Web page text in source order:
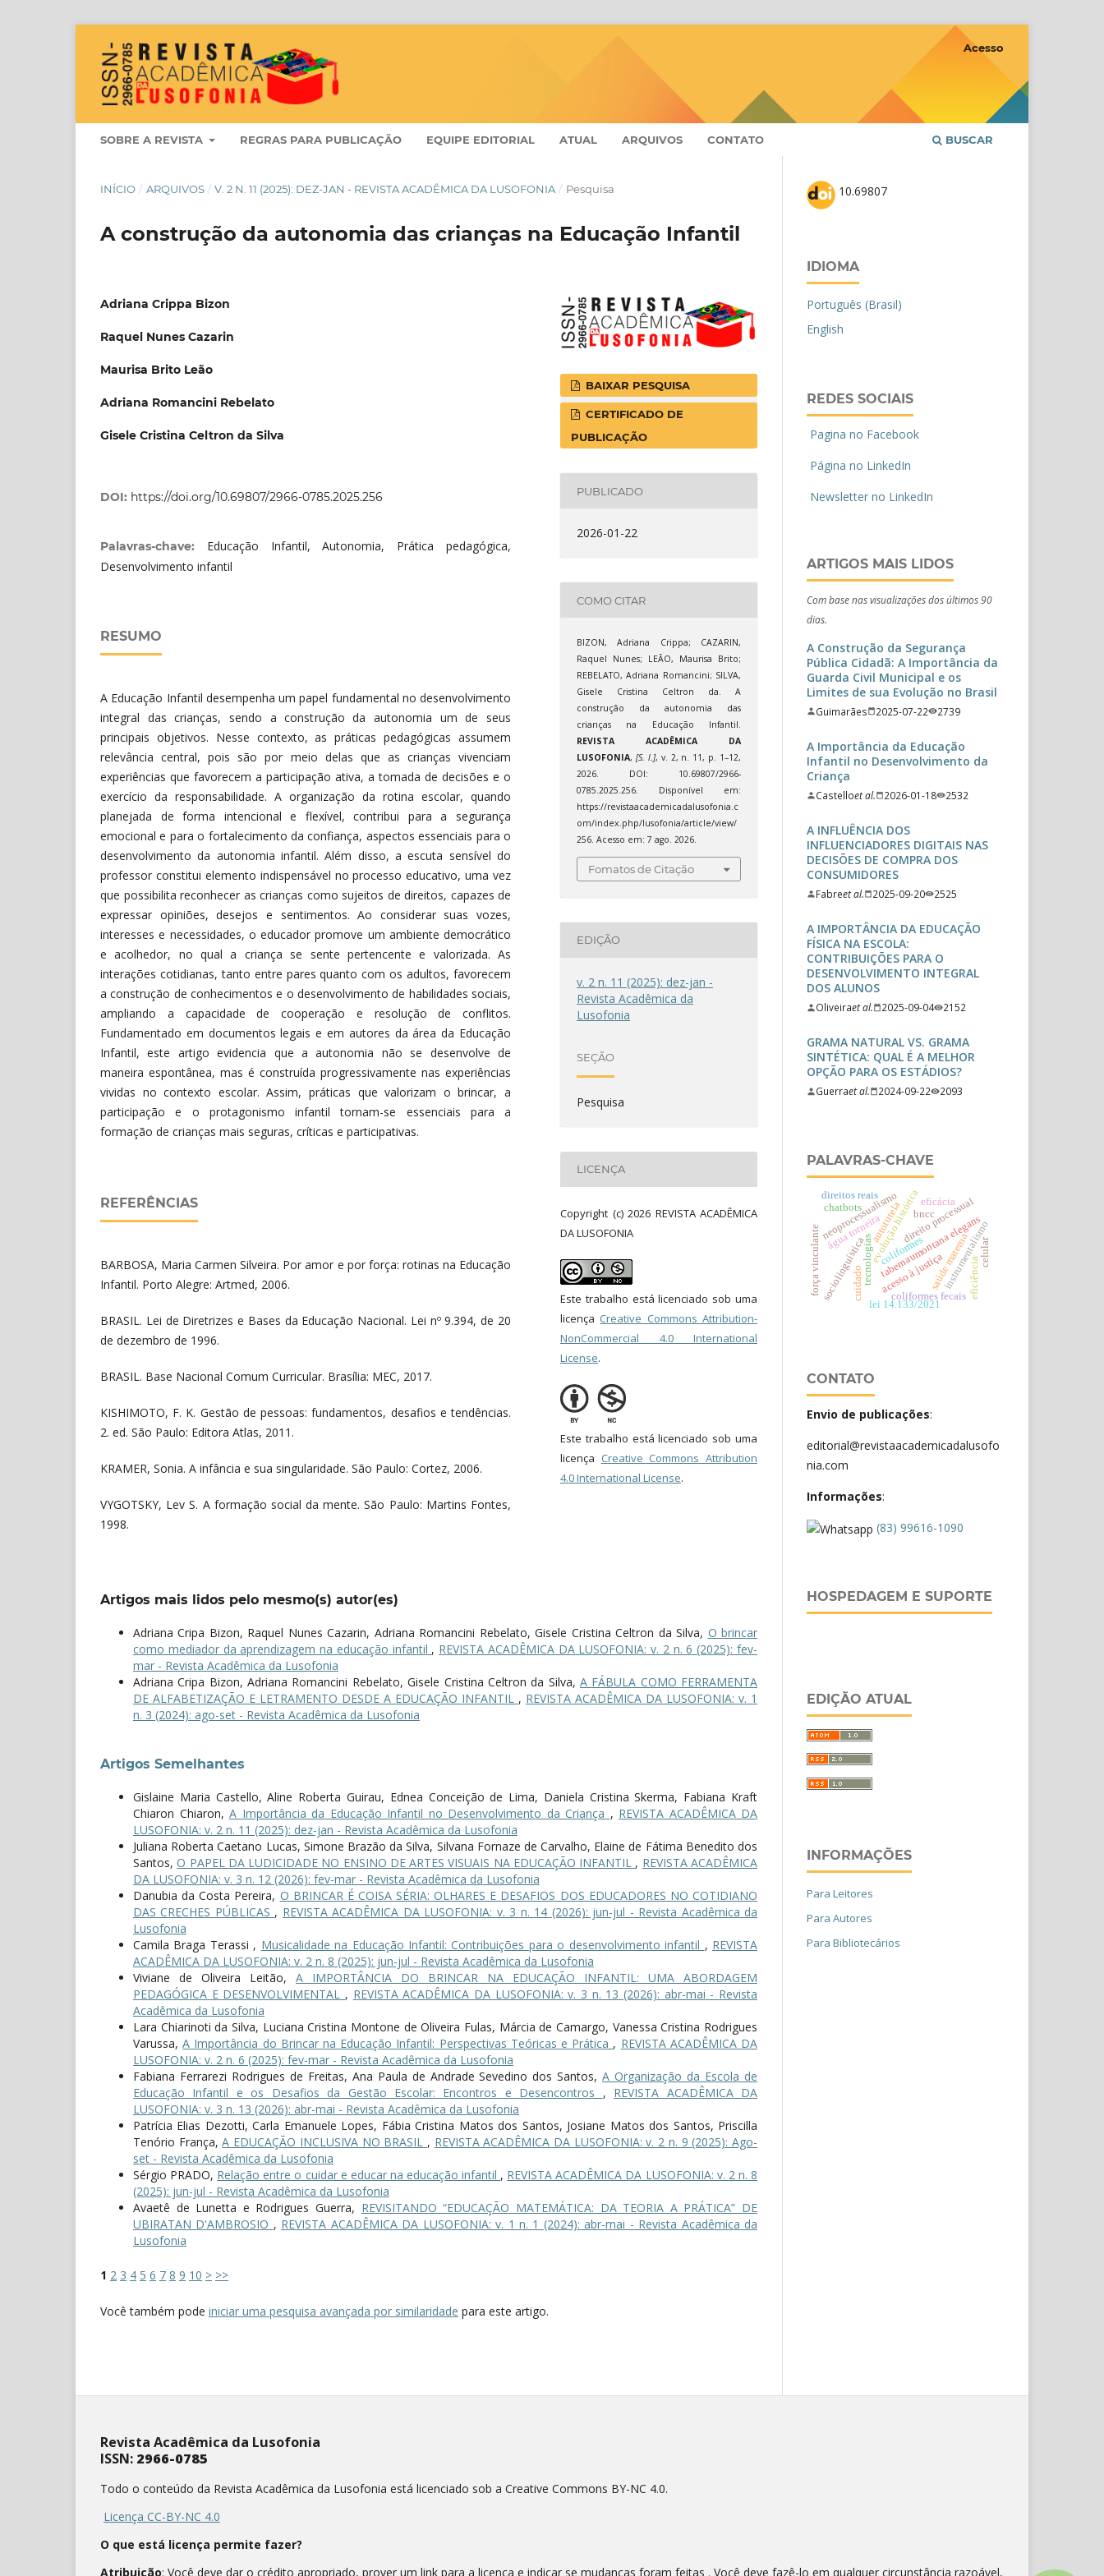
SOBRE A REVISTA REGRAS PARA PUBLICAÇÃO EQUIPE EDITORIAL ATUAL ARQUIVOS CONTATO BUSCAR
Acesso
INÍCIO / ARQUIVOS / V. 2 N. 11 (2025): DEZ-JAN - REVISTA ACADÊMICA DA LUSOFONIA / Pesquisa
A construção da autonomia das crianças na Educação Infantil
Adriana Crippa Bizon
Raquel Nunes Cazarin
Maurisa Brito Leão
Adriana Romancini Rebelato
Gisele Cristina Celtron da Silva
DOI: https://doi.org/10.69807/2966-0785.2025.256
Palavras-chave: Educação Infantil, Autonomia, Prática pedagógica,
Desenvolvimento infantil
RESUMO
A Educação Infantil desempenha um papel fundamental no desenvolvimento
integral das crianças, sendo a construção da autonomia um de seus
principais objetivos. Nesse contexto, as práticas pedagógicas assumem
relevância central, pois são por meio delas que as crianças vivenciam
experiências que favorecem a participação ativa, a tomada de decisões e o
exercício da responsabilidade. A organização da rotina escolar, quando
planejada de forma intencional e flexível, contribui para a segurança
emocional e para o fortalecimento da confiança, aspectos essenciais para o
desenvolvimento da autonomia infantil. Além disso, a escuta sensível do
professor constitui elemento indispensável no processo educativo, uma vez
que possibilita reconhecer as crianças como sujeitos de direitos, capazes de
expressar opiniões, desejos e sentimentos. Ao considerar suas vozes,
interesses e necessidades, o educador promove um ambiente democrático
e acolhedor, no qual a criança se sente pertencente e valorizada. As
interações cotidianas, tanto entre pares quanto com os adultos, favorecem
a construção de conhecimentos e o desenvolvimento de habilidades sociais,
ampliando a capacidade de cooperação e resolução de conflitos.
Fundamentado em documentos legais e em autores da área da Educação
Infantil, este artigo evidencia que a autonomia não se desenvolve de
maneira espontânea, mas é construída progressivamente nas experiências
vividas no contexto escolar. Assim, práticas que valorizam o brincar, a
participação e o protagonismo infantil tornam-se essenciais para a
formação de crianças mais seguras, críticas e participativas.
REFERÊNCIAS
BARBOSA, Maria Carmen Silveira. Por amor e por força: rotinas na Educação
Infantil. Porto Alegre: Artmed, 2006.
BRASIL. Lei de Diretrizes e Bases da Educação Nacional. Lei nº 9.394, de 20
de dezembro de 1996.
BRASIL. Base Nacional Comum Curricular. Brasília: MEC, 2017.
KISHIMOTO, F. K. Gestão de pessoas: fundamentos, desafios e tendências.
2. ed. São Paulo: Editora Atlas, 2011.
KRAMER, Sonia. A infância e sua singularidade. São Paulo: Cortez, 2006.
VYGOTSKY, Lev S. A formação social da mente. São Paulo: Martins Fontes,
1998.
BAIXAR PESQUISA
CERTIFICADO DE
PUBLICAÇÃO
PUBLICADO
2026-01-22
COMO CITAR
BIZON, Adriana Crippa; CAZARIN,
Raquel Nunes; LEÃO, Maurisa Brito;
REBELATO, Adriana Romancini; SILVA,
Gisele Cristina Celtron da. A
construção da autonomia das
crianças na Educação Infantil.
REVISTA ACADÊMICA DA
LUSOFONIA, [S. l.], v. 2, n. 11, p. 1–12,
2026. DOI: 10.69807/2966-
0785.2025.256. Disponível em:
https://revistaacademicadalusofonia.c
om/index.php/lusofonia/article/view/
256. Acesso em: 7 ago. 2026.
Fomatos de Citação
EDIÇÃO
v. 2 n. 11 (2025): dez-jan -
Revista Acadêmica da
Lusofonia
SEÇÃO
Pesquisa
LICENÇA
Copyright (c) 2026 REVISTA ACADÊMICA
DA LUSOFONIA
Este trabalho está licenciado sob uma
licença Creative Commons Attribution-
NonCommercial 4.0 International
License.
Este trabalho está licenciado sob uma
licença Creative Commons Attribution
4.0 International License.
Artigos mais lidos pelo mesmo(s) autor(es)
Adriana Cripa Bizon, Raquel Nunes Cazarin, Adriana Romancini Rebelato, Gisele Cristina Celtron da Silva, O brincar
como mediador da aprendizagem na educação infantil , REVISTA ACADÊMICA DA LUSOFONIA: v. 2 n. 6 (2025): fev-
mar - Revista Acadêmica da Lusofonia
Adriana Cripa Bizon, Adriana Romancini Rebelato, Gisele Cristina Celtron da Silva, A FÁBULA COMO FERRAMENTA
DE ALFABETIZAÇÃO E LETRAMENTO DESDE A EDUCAÇÃO INFANTIL , REVISTA ACADÊMICA DA LUSOFONIA: v. 1
n. 3 (2024): ago-set - Revista Acadêmica da Lusofonia
Artigos Semelhantes
Gislaine Maria Castello, Aline Roberta Guirau, Ednea Conceição de Lima, Daniela Cristina Skerma, Fabiana Kraft
Chiaron Chiaron, A Importância da Educação Infantil no Desenvolvimento da Criança , REVISTA ACADÊMICA DA
LUSOFONIA: v. 2 n. 11 (2025): dez-jan - Revista Acadêmica da Lusofonia
Juliana Roberta Caetano Lucas, Simone Brazão da Silva, Silvana Fornaze de Carvalho, Elaine de Fátima Benedito dos
Santos,O PAPEL DA LUDICIDADE NO ENSINO DE ARTES VISUAIS NA EDUCAÇÃO INFANTIL , REVISTA ACADÊMICA
DA LUSOFONIA: v. 3 n. 12 (2026): fev-mar - Revista Acadêmica da Lusofonia
Danubia da Costa Pereira, O BRINCAR É COISA SÉRIA: OLHARES E DESAFIOS DOS EDUCADORES NO COTIDIANO
DAS CRECHES PÚBLICAS , REVISTA ACADÊMICA DA LUSOFONIA: v. 3 n. 14 (2026): jun-jul - Revista Acadêmica da
Lusofonia
Camila Braga Terassi , Musicalidade na Educação Infantil: Contribuições para o desenvolvimento infantil , REVISTA
ACADÊMICA DA LUSOFONIA: v. 2 n. 8 (2025): jun-jul - Revista Acadêmica da Lusofonia
Viviane de Oliveira Leitão, A IMPORTÂNCIA DO BRINCAR NA EDUCAÇÃO INFANTIL: UMA ABORDAGEM
PEDAGÓGICA E DESENVOLVIMENTAL , REVISTA ACADÊMICA DA LUSOFONIA: v. 3 n. 13 (2026): abr-mai - Revista
Acadêmica da Lusofonia
Lara Chiarinoti da Silva, Luciana Cristina Montone de Oliveira Fulas, Márcia de Camargo, Vanessa Cristina Rodrigues
Varussa,A Importância do Brincar na Educação Infantil: Perspectivas Teóricas e Prática , REVISTA ACADÊMICA DA
LUSOFONIA: v. 2 n. 6 (2025): fev-mar - Revista Acadêmica da Lusofonia
Fabiana Ferrarezi Rodrigues de Freitas, Ana Paula de Andrade Sevedino dos Santos,A Organização da Escola de
Educação Infantil e os Desafios da Gestão Escolar: Encontros e Desencontros , REVISTA ACADÊMICA DA
LUSOFONIA: v. 3 n. 13 (2026): abr-mai - Revista Acadêmica da Lusofonia
Patrícia Elias Dezotti, Carla Emanuele Lopes, Fábia Cristina Matos dos Santos, Josiane Matos dos Santos, Priscilla
Tenório França,A EDUCAÇÃO INCLUSIVA NO BRASIL , REVISTA ACADÊMICA DA LUSOFONIA: v. 2 n. 9 (2025): Ago-
set - Revista Acadêmica da Lusofonia
Sérgio PRADO, Relação entre o cuidar e educar na educação infantil , REVISTA ACADÊMICA DA LUSOFONIA: v. 2 n. 8
(2025): jun-jul - Revista Acadêmica da Lusofonia
Avaetê de Lunetta e Rodrigues Guerra, REVISITANDO “EDUCAÇÃO MATEMÁTICA: DA TEORIA A PRÁTICA” DE
UBIRATAN D'AMBROSIO , REVISTA ACADÊMICA DA LUSOFONIA: v. 1 n. 1 (2024): abr-mai - Revista Acadêmica da
Lusofonia
1 2 3 4 5 6 7 8 9 10 > >>
Você também pode iniciar uma pesquisa avançada por similaridade para este artigo.
10.69807
IDIOMA
Português (Brasil)
English
REDES SOCIAIS
Pagina no Facebook
Página no LinkedIn
Newsletter no LinkedIn
ARTIGOS MAIS LIDOS
Com base nas visualizações dos últimos 90
dias.
A Construção da Segurança
Pública Cidadã: A Importância da
Guarda Civil Municipal e os
Limites de sua Evolução no Brasil
Guimarães 2025-07-22 2739
A Importância da Educação
Infantil no Desenvolvimento da
Criança
Castelloet al. 2026-01-18 2532
A INFLUÊNCIA DOS
INFLUENCIADORES DIGITAIS NAS
DECISÕES DE COMPRA DOS
CONSUMIDORES
Fabreet al. 2025-09-20 2525
A IMPORTÂNCIA DA EDUCAÇÃO
FÍSICA NA ESCOLA:
CONTRIBUIÇÕES PARA O
DESENVOLVIMENTO INTEGRAL
DOS ALUNOS
Oliveiraet al. 2025-09-04 2152
GRAMA NATURAL VS. GRAMA
SINTÉTICA: QUAL É A MELHOR
OPÇÃO PARA OS ESTÁDIOS?
Guerraet al. 2024-09-22 2093
PALAVRAS-CHAVE
tecnologiastabernaumontana elegans
direito processual
evolução histórica
autotutela instrumentalismo
neoprocessualismo
acesso à justiça
água torneiracoliformes
coliformes fecais
bncc
sociolinguística celular
eficiência
força vinculante
direitos reais
eficácia
chatbots
cuidado
lei 14.133/2021
saúde materna
CONTATO
Envio de publicações:
editorial@revistaacademicadalusofo
nia.com
Informações:
(83) 99616-1090
HOSPEDAGEM E SUPORTE
EDIÇÃO ATUAL
INFORMAÇÕES
Para Leitores
Para Autores
Para Bibliotecários
Revista Acadêmica da Lusofonia
ISSN: 2966-0785
Todo o conteúdo da Revista Acadêmica da Lusofonia está licenciado sob a Creative Commons BY-NC 4.0.
Licença CC-BY-NC 4.0
O que está licença permite fazer?
Atribuição: Você deve dar o crédito apropriado, prover um link para a licença e indicar se mudanças foram feitas . Você deve fazê-lo em qualquer circunstância razoável,